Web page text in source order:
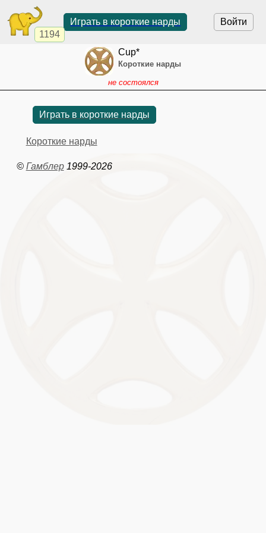
1194
Войти
Играть в короткие нарды
Cup*
Короткие нарды
не состоялся
Играть в короткие нарды
Короткие нарды
© Гамблер1999-2026